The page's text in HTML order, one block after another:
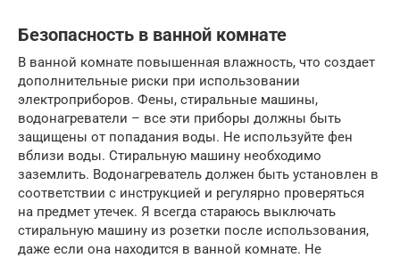
Безопасность в ванной комнате
В ванной комнате повышенная влажность, что создает
дополнительные риски при использовании
электроприборов. Фены, стиральные машины,
водонагреватели – все эти приборы должны быть
защищены от попадания воды. Не используйте фен
вблизи воды. Стиральную машину необходимо
заземлить. Водонагреватель должен быть установлен в
соответствии с инструкцией и регулярно проверяться
на предмет утечек. Я всегда стараюсь выключать
стиральную машину из розетки после использования,
даже если она находится в ванной комнате. Не